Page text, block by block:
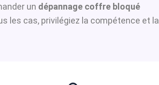
un dépannage coffre bloqué
les cas, privilégiez la compétence et la